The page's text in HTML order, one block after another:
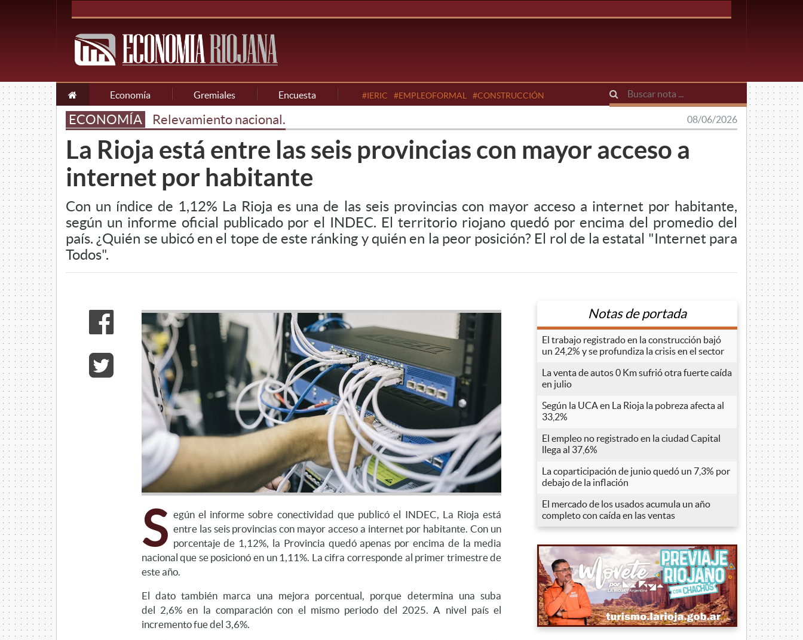
Economía Gremiales Encuesta #IERIC #EMPLEOFORMAL #CONSTRUCCIÓN
ECONOMÍA Relevamiento nacional. 08/06/2026
La Rioja está entre las seis provincias con mayor acceso a
internet por habitante
Con un índice de 1,12% La Rioja es una de las seis provincias con mayor acceso a internet por habitante,
según un informe oficial publicado por el INDEC. El territorio riojano quedó por encima del promedio del
país. ¿Quién se ubicó en el tope de este ránking y quién en la peor posición? El rol de la estatal "Internet para
Todos".
S egún el informe sobre conectividad que publicó el INDEC, La Rioja está
entre las seis provincias con mayor acceso a internet por habitante. Con un
porcentaje de 1,12%, la Provincia quedó apenas por encima de la media
nacional que se posicionó en un 1,11%. La cifra corresponde al primer trimestre de
este año.
El dato también marca una mejora porcentual, porque determina una suba
del 2,6% en la comparación con el mismo periodo del 2025. A nivel país el
incremento fue del 3,6%.
Notas de portada
El trabajo registrado en la construcción bajó
un 24,2% y se profundiza la crisis en el sector
La venta de autos 0 Km sufrió otra fuerte caída
en julio
Según la UCA en La Rioja la pobreza afecta al
33,2%
El empleo no registrado en la ciudad Capital
llega al 37,6%
La coparticipación de junio quedó un 7,3% por
debajo de la inflación
El mercado de los usados acumula un año
completo con caída en las ventas